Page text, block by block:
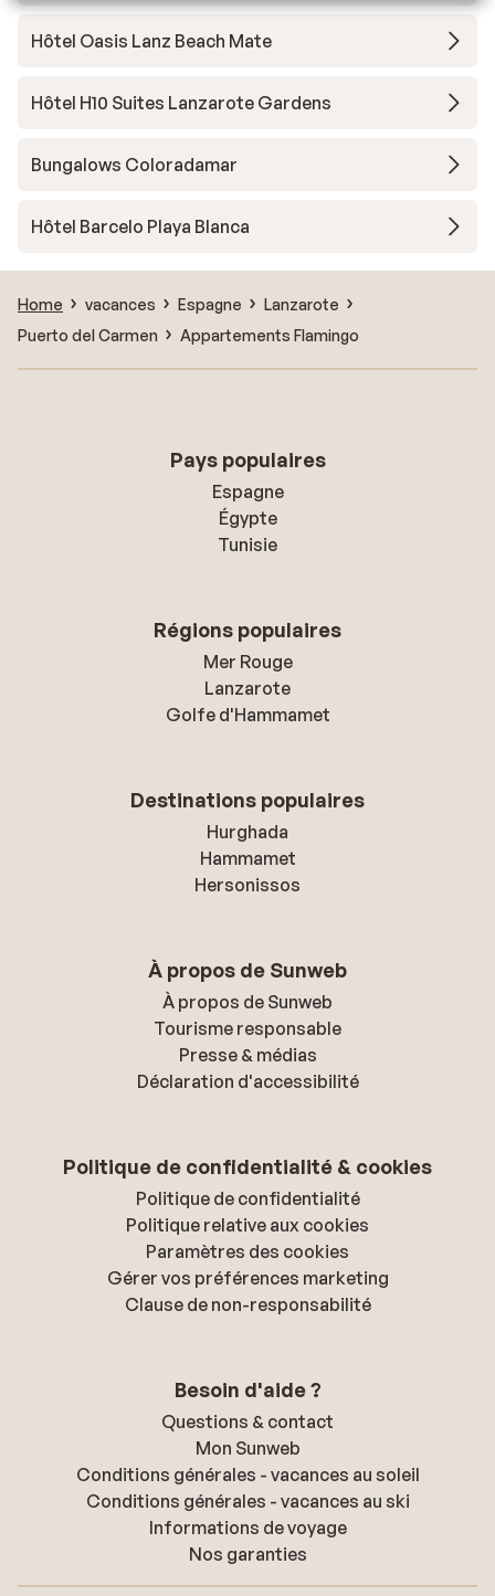
Hôtel Oasis Lanz Beach Mate
Hôtel H10 Suites Lanzarote Gardens
Bungalows Coloradamar
Hôtel Barcelo Playa Blanca
Home vacances Espagne
Lanzarote
Puerto del Carmen
Appartements Flamingo
Pays populaires
Espagne
Égypte
Tunisie
Régions populaires
Mer Rouge
Lanzarote
Golfe d'Hammamet
Destinations populaires
Hurghada
Hammamet
Hersonissos
À propos de Sunweb
À propos de Sunweb
Tourisme responsable
Presse & médias
Déclaration d'accessibilité
Politique de confidentialité & cookies
Politique de confidentialité
Politique relative aux cookies
Paramètres des cookies
Gérer vos préférences marketing
Clause de non-responsabilité
Besoin d'aide ?
Questions & contact
Mon Sunweb
Conditions générales - vacances au soleil
Conditions générales - vacances au ski
Informations de voyage
Nos garanties